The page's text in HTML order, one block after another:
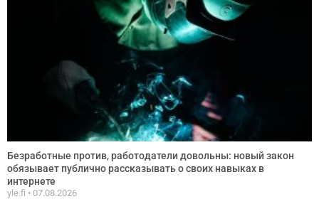
Безработные против, работодатели довольны: новый закон
обязывает публично рассказывать о своих навыках в
интернете
yle.fi 07.08.2026